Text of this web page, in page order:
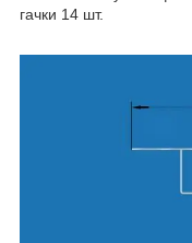
гачки 14 шт.